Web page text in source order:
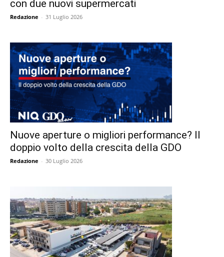
con due nuovi supermercati
Redazione - 31 Luglio 2026
Nuove aperture o migliori performance? Il
doppio volto della crescita della GDO
Redazione - 30 Luglio 2026